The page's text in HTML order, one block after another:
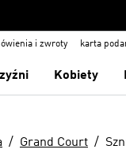
i zwroty karta
Kobiety
Grand Court